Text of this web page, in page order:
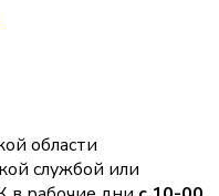
области
службой или